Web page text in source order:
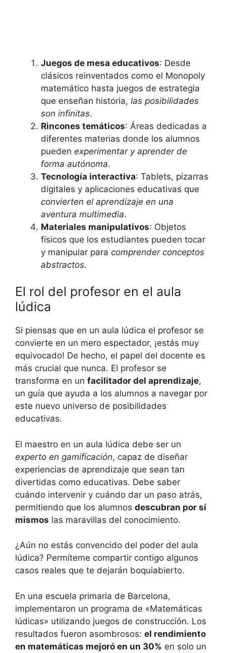
Juegos de mesa educativos: Desde
clásicos reinventados como el Monopoly
matemático hasta juegos de estrategia
que enseñan historia, las posibilidades
son infinitas.
Rincones temáticos: Áreas dedicadas a
diferentes materias donde los alumnos
pueden experimentar y aprender de
forma autónoma.
Tecnología interactiva: Tablets, pizarras
digitales y aplicaciones educativas que
convierten el aprendizaje en una
aventura multimedia.
Materiales manipulativos: Objetos
físicos que los estudiantes pueden tocar
y manipular para comprender conceptos
abstractos.
El rol del profesor en el aula
lúdica
Si piensas que en un aula lúdica el profesor se
convierte en un mero espectador, ¡estás muy
equivocado! De hecho, el papel del docente es
más crucial que nunca. El profesor se
transforma en un facilitador del aprendizaje,
un guía que ayuda a los alumnos a navegar por
este nuevo universo de posibilidades
educativas.
El maestro en un aula lúdica debe ser un
experto en gamificación, capaz de diseñar
experiencias de aprendizaje que sean tan
divertidas como educativas. Debe saber
cuándo intervenir y cuándo dar un paso atrás,
permitiendo que los alumnos descubran por sí
mismos las maravillas del conocimiento.
¿Aún no estás convencido del poder del aula
lúdica? Permíteme compartir contigo algunos
casos reales que te dejarán boquiabierto.
En una escuela primaria de Barcelona,
implementaron un programa de «Matemáticas
lúdicas» utilizando juegos de construcción. Los
resultados fueron asombrosos: el rendimiento
en matemáticas mejoró en un 30% en solo un